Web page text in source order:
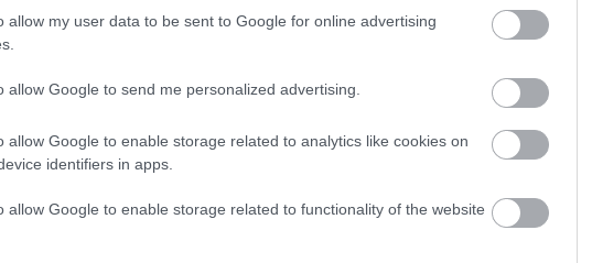
allow my user data to be sent to Google for online advertising
allow Google to send me personalized advertising.
allow Google to enable storage related to analytics like cookies on
identifiers in apps.
allow Google to enable storage related to functionality of the website
meg kell őrizni méltóságunkat, színpadon kívül
diadalt aratni esténként és győztesként hazatérni. A
mint a közönség. De, hogy ez mennyire könnyű? Tessék
is volt, de nagy sikert aratott a Hegedűs a háztetőn
gyönyörű primadonnából alakult át idős, fáradt
tartozott, aki tudta mi a színház, hogy kell
el koszorút az emléktáblán.